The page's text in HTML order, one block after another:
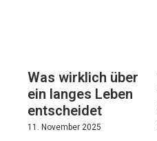
Was wirklich über
ein langes Leben
entscheidet
11. November 2025